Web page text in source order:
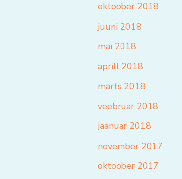
oktoober 2018
juuni 2018
mai 2018
aprill 2018
märts 2018
veebruar 2018
jaanuar 2018
november 2017
oktoober 2017